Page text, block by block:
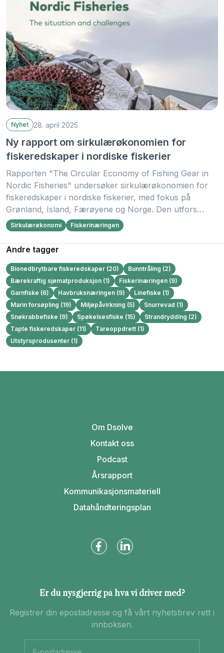
Nyhet 28. april 2025
Ny rapport om sirkulærøkonomien for
fiskeredskaper i nordiske fiskerier
Rapporten "The Circular Economy of Fishing Gear in
Nordic Fisheries" undersøker sirkulærøkonomien for
fiskeredskaper i nordiske fiskerier, med fokus på
Grønland, Island, Færøyene og Norge. Den utfors…
Sirkulærøkonomi Fiskerinæringen
Andre tagger
Bionedbrytbare fiskeredskaper (20)
Bunntråling (2)
Bærekraftig sjømatproduksjon (1)
Fiskerinæringen (9)
Garnfiske (6)
Havbruksnæringen (9)
Linefiske (1)
Marin forsøpling (19)
Miljøpåvirkning (5)
Snurrevad (1)
Snøkrabbefiske (9)
Spøkelsesfiske (15)
Strandrydding (2)
Tapte fiskeredskaper (11)
Tareoppdrett (1)
Utstyrsprodusenter (1)
Om Dsolve
Kontakt oss
Podcast
Årsrapport
Kommunikasjonsmateriell
Datahåndteringsplan
Er du nysgjerrig på hva vi driver med?
Registrer din epostadresse og få vårt nyhetsbrev rett i
innboksen.